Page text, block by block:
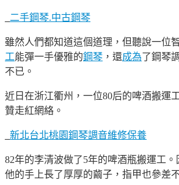
二手鋼琴.中古鋼琴
雖然人們都知道這個道理，但聽說一位
工能彈一手優雅的鋼琴 ，還成為了鋼琴
不已。
近日在浙江衢州，一位80后的啤酒搬運
贊走紅網絡。
新北台北桃園鋼琴調音維修保養
82年的李清波做了5年的啤酒瓶搬運工。
他的手上長了厚厚的繭子，指甲也參差